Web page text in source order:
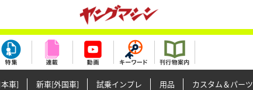
車] 新車[外国車] 試乗インプレ 用品 カスタム＆パーツ